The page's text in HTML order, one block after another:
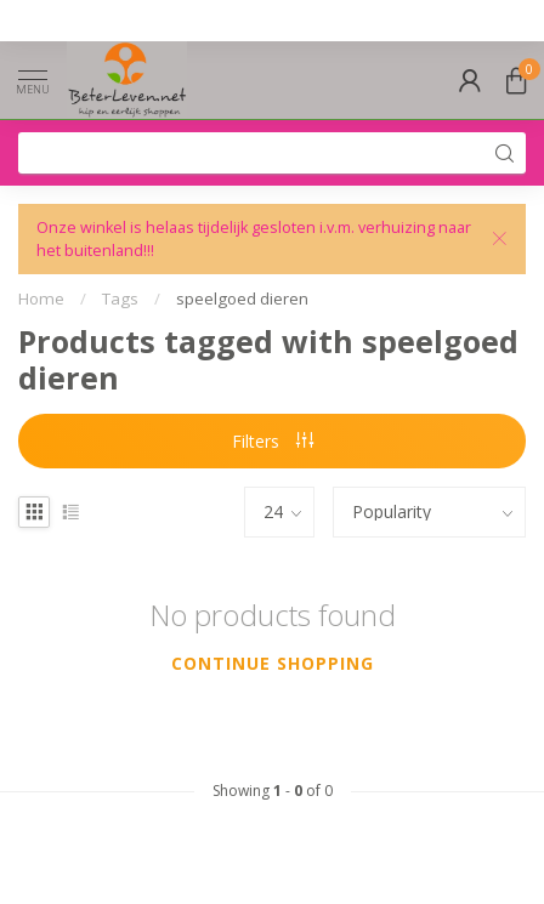
MENU
0
Onze winkel is helaas tijdelijk gesloten i.v.m. verhuizing naar
het buitenland!!!
Home / Tags / speelgoed dieren
Products tagged with speelgoed
dieren
Filters
No products found
CONTINUE SHOPPING
Showing1 - 0of 0